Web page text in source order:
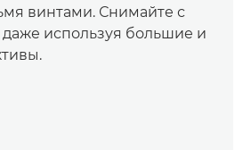
винтами. Снимайте с
используя большие и